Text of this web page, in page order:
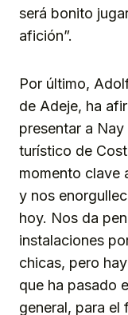
será bonito
afición”.
Por último,
de Adeje, ha
presentar a
turístico de
momento clave
y nos
hoy. Nos da
instalaciones
chicas, pero
que ha pasado
general, para el